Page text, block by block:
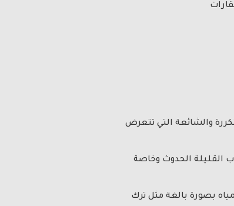
والشائعة التي تتعرض
القليلة الحدوث وخاصة
بصورة بالغة مثل ترك